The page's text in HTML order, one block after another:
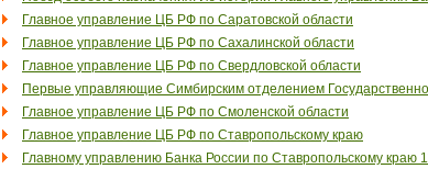
Главное управление ЦБ РФ по Саратовской области
Главное управление ЦБ РФ по Сахалинской области
Главное управление ЦБ РФ по Свердловской области
Первые управляющие Симбирским отделением
Главное управление ЦБ РФ по Смоленской области
Главное управление ЦБ РФ по Ставропольскому краю
Главному управлению Банка России по Ставропольскому краю